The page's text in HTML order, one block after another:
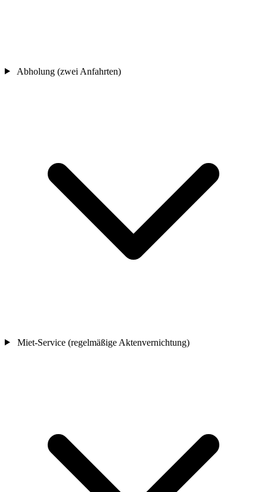
Abholung (zwei Anfahrten)
Miet-Service (regelmäßige Aktenvernichtung)